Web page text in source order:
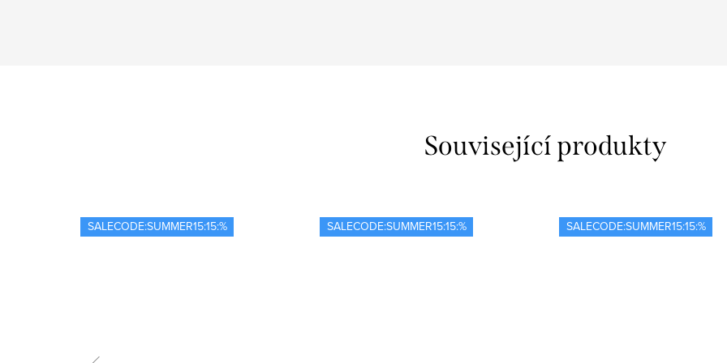
Související produkty
SALECODE:SUMMER15:15:% SALECODE:SUMMER15:15:% SALECODE:SUMMER15:15:%